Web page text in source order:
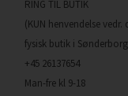
RING TIL BUTIK
(KUN henvendelse vedr.
fysisk butik i
+45 26137654
Man-fre kl 9-18